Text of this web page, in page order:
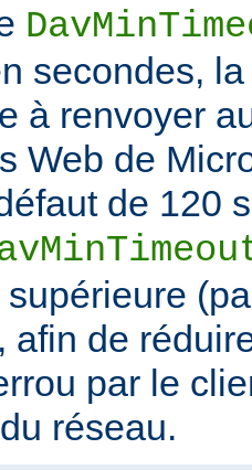
secondes,
à renvoyer
Web de
de 120
afin de
par le
réseau.